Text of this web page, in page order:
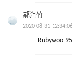
郝润竹
2020-08-31 12:34:06
Rubywoo